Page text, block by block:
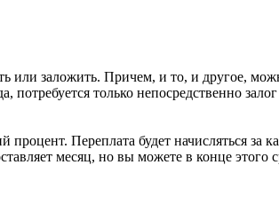
или заложить. Причем, и то, и другое,
только непосредственно
Переплата будет начисляться за
месяц, но вы можете в конце этого